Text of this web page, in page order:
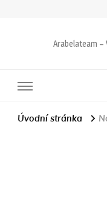
Arabelateam –
Úvodní stránka